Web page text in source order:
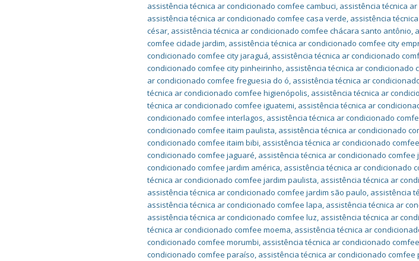
assistência técnica ar condicionado comfee cambuci, assistência técnica
assistência técnica ar condicionado comfee casa verde, assistência
césar, assistência técnica ar condicionado comfee chácara santo antônio,
comfee cidade jardim, assistência técnica ar condicionado comfee city
condicionado comfee city jaraguá, assistência técnica ar condicionado
condicionado comfee city pinheirinho, assistência técnica ar condicionado
ar condicionado comfee freguesia do ó, assistência técnica ar
técnica ar condicionado comfee higienópolis, assistência técnica ar
técnica ar condicionado comfee iguatemi, assistência técnica ar
condicionado comfee interlagos, assistência técnica ar condicionado
condicionado comfee itaim paulista, assistência técnica ar condicionado
condicionado comfee itaim bibi, assistência técnica ar condicionado
condicionado comfee jaguaré, assistência técnica ar condicionado comfee
condicionado comfee jardim américa, assistência técnica ar condicionado
técnica ar condicionado comfee jardim paulista, assistência técnica ar
assistência técnica ar condicionado comfee jardim são paulo, assistência
assistência técnica ar condicionado comfee lapa, assistência técnica ar
assistência técnica ar condicionado comfee luz, assistência técnica ar
técnica ar condicionado comfee moema, assistência técnica ar
condicionado comfee morumbi, assistência técnica ar condicionado
condicionado comfee paraíso, assistência técnica ar condicionado